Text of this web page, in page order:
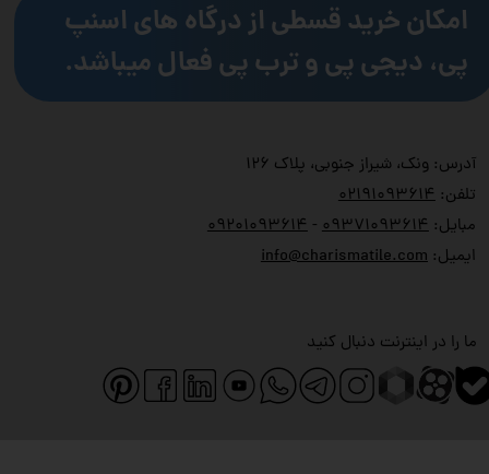
ما را در اینترنت دنبال کنید
آدرس: ونک، شیراز جنوبی، پلاک ۱۲۶
تلفن:
۰۲۱۹۱۰۹۳۶۱۴
مبایل:
۰۹۳۷۱۰۹۳۶۱۴ - ۰۹۲۰۱۰۹۳۶۱۴
ایمیل:info@charismatile.com
امکان خرید قسطی از درگاه های اسنپ
پی، دیجی پی و ترب پی فعال میباشد.